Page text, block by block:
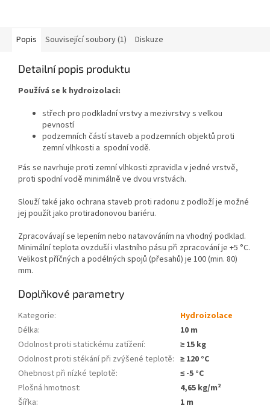
Popis Související soubory (1) Diskuze
Detailní popis produktu
Používá se k hydroizolaci:
střech pro podkladní vrstvy a mezivrstvy s velkou
pevností
podzemních částí staveb a podzemních objektů proti
zemní vlhkosti a spodní vodě.
Pás se navrhuje proti zemní vlhkosti zpravidla v jedné vrstvě,
proti spodní vodě minimálně ve dvou vrstvách.
Slouží také jako ochrana staveb proti radonu z podloží je možné
jej použít jako protiradonovou bariéru.
Zpracovávají se lepením nebo natavováním na vhodný podklad.
Minimální teplota ovzduší i vlastního pásu při zpracování je +5 °C.
Velikost příčných a podélných spojů (přesahů) je 100 (min. 80)
mm.
Doplňkové parametry
Kategorie:
Hydroizolace
Délka:
10 m
Odolnost proti statickému zatížení:
≥ 15 kg
Odolnost proti stékání při zvýšené teplotě: ≥ 120 °C
Ohebnost při nízké teplotě:
≤ -5 °C
Plošná hmotnost:
4,65 kg/m²
Šířka: 1 m